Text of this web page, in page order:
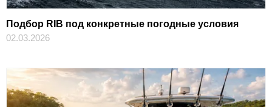
Подбор RIB под конкретные погодные условия
02.03.2026